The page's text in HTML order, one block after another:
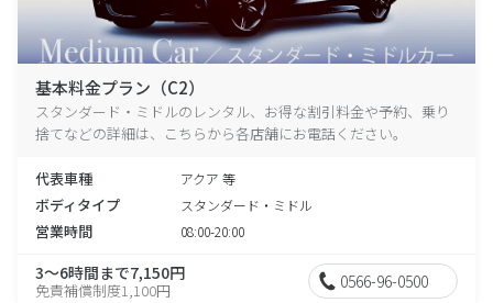
基本料金プラン（C2）
スタンダード・ミドルのレンタル、お得な割引料金や予約、乗り
捨てなどの詳細は、こちらから各店舗にお電話ください。
代表車種 アクア 等
ボディタイプ スタンダード・ミドル
営業時間 08:00-20:00
3～6時間まで7,150円
免責補償制度1,100円 0566-96-0500